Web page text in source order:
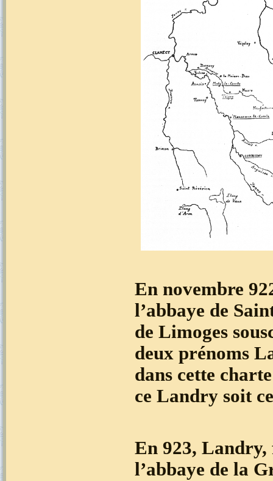
En novembre
l’abbaye de
de Limoges
deux prénoms
dans cette
ce Landry soit
En 923, Landry,
l’abbaye de la